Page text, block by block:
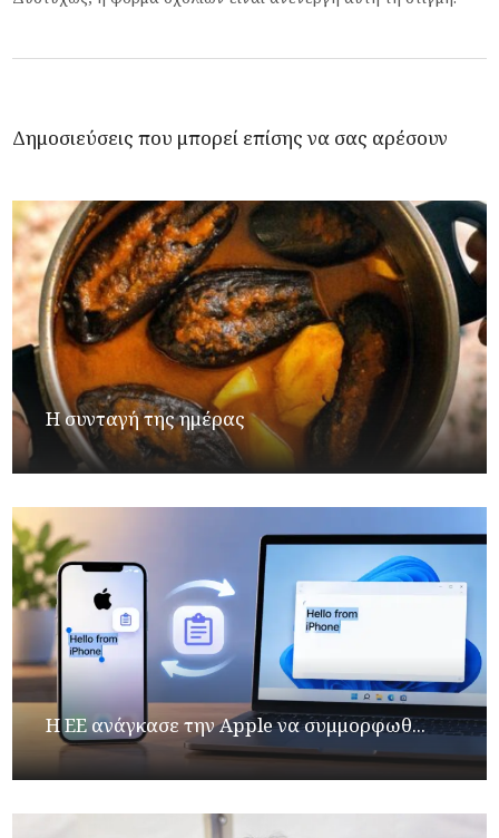
Δημοσιεύσεις που μπορεί επίσης να σας αρέσουν
Η συνταγή της ημέρας
H ΕΕ ανάγκασε την Apple να συμμορφωθ...